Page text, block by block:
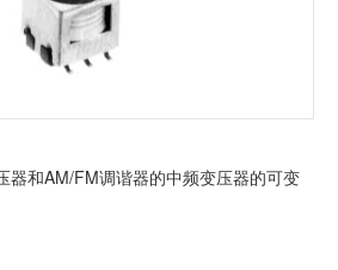
器和AM/FM调谐器的中频变压器的可变